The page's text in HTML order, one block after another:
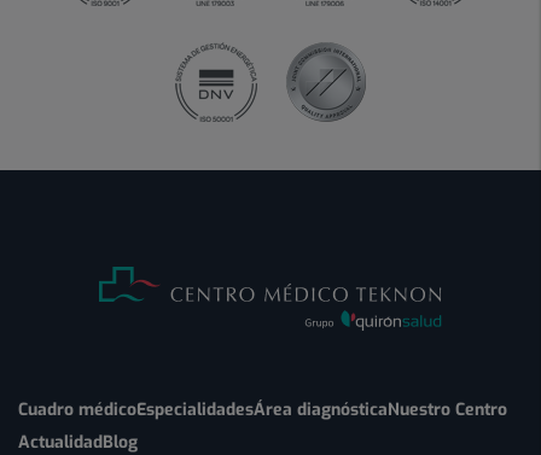
Cuadro médicoEspecialidadesÁrea diagnósticaNuestro Centro
ActualidadBlog